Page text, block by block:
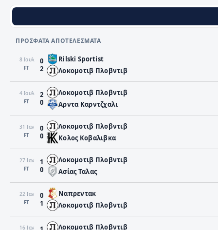
ΠΡΌΣΦΑΤΑ ΑΠΟΤΕΛΈΣΜΑΤΑ
8 Ιουλ
FΤ
0
2
Rilski Sportist
Λοκομοτιβ Πλοβντιβ
4 Ιουλ
FΤ
2
0
Λοκομοτιβ Πλοβντιβ
Αρντα Καρντζχαλι
31 Ιαν
FΤ
0
0
Λοκομοτιβ Πλοβντιβ
Κολος Κοβαλιβκα
27 Ιαν
FΤ
1
0
Λοκομοτιβ Πλοβντιβ
Ασίας Ταλας
22 Ιαν
FΤ
0
1
Ναπρεντακ
Λοκομοτιβ Πλοβντιβ
16 Ιαν
Λοκομοτιβ Πλοβντιβ